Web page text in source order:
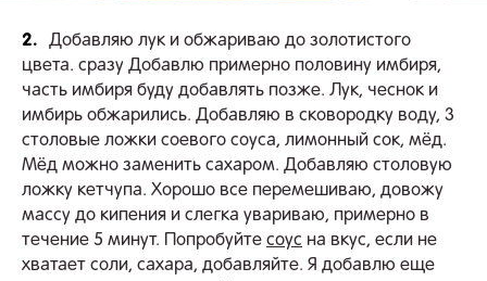
2.
Добавляю лук и обжариваю до золотистого
цвета. сразу Добавлю примерно половину имбиря,
часть имбиря буду добавлять позже. Лук, чеснок и
имбирь обжарились. Добавляю в сковородку воду, 3
столовые ложки соевого соуса, лимонный сок, мёд.
Мёд можно заменить сахаром. Добавляю столовую
ложку кетчупа. Хорошо все перемешиваю, довожу
массу до кипения и слегка увариваю, примерно в
течение 5 минут. Попробуйте соус на вкус, если не
хватает соли, сахара, добавляйте. Я добавлю еще